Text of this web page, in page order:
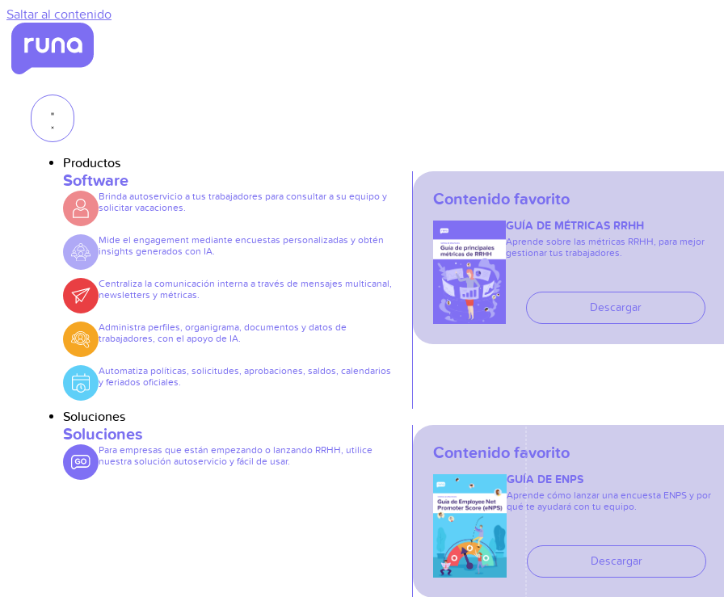
Saltar al contenido
Productos
Software
Brinda autoservicio a tus trabajadores para consultar a su equipo y
solicitar vacaciones.
Mide el engagement mediante encuestas personalizadas y obtén
insights generados con IA.
Centraliza la comunicación interna a través de mensajes multicanal,
newsletters y métricas.
Administra perfiles, organigrama, documentos y datos de
trabajadores, con el apoyo de IA.
Automatiza políticas, solicitudes, aprobaciones, saldos, calendarios
y feriados oficiales.
Contenido favorito
GUÍA DE MÉTRICAS RRHH
Aprende sobre las métricas RRHH, para mejor
gestionar tus trabajadores.
Descargar
Soluciones
Soluciones
Para empresas que están empezando o lanzando RRHH, utilice
nuestra solución autoservicio y fácil de usar.
Contenido favorito
GUÍA DE ENPS
Aprende cómo lanzar una encuesta ENPS y por
qué te ayudará con tu equipo.
Descargar